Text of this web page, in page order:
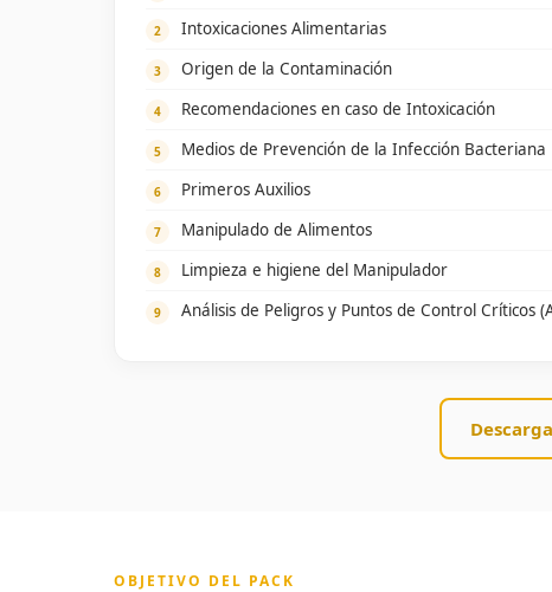
Intoxicaciones Alimentarias
Origen de la Contaminación
Recomendaciones en caso de Intoxicación
Medios de Prevención de la Infección Bacteriana
Primeros Auxilios
Manipulado de Alimentos
Limpieza e higiene del Manipulador
Análisis de Peligros y Puntos de Control Críticos
OBJETIVO DEL PACK